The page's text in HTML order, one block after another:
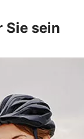
Sie sein